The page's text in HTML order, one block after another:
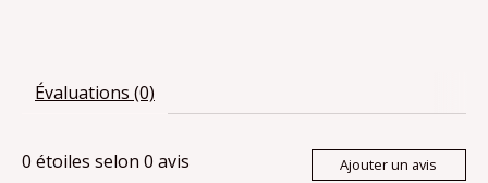
Évaluations (0)
0 étoiles selon 0 avis Ajouter un avis